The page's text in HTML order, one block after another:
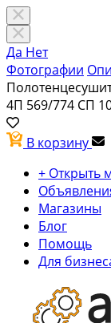
Да Нет
Фотографии
4П 569/774 СП
В корзину
+ Открыть
Магазины
Блог
Помощь
Для